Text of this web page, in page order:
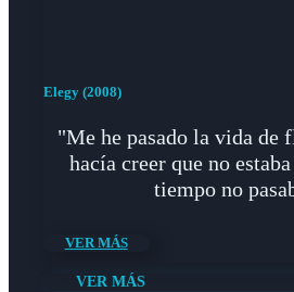
Elegy (2008)
"Me he pasado la vida de
hacía creer que no
tiempo no
VER MÁS
VER MÁS